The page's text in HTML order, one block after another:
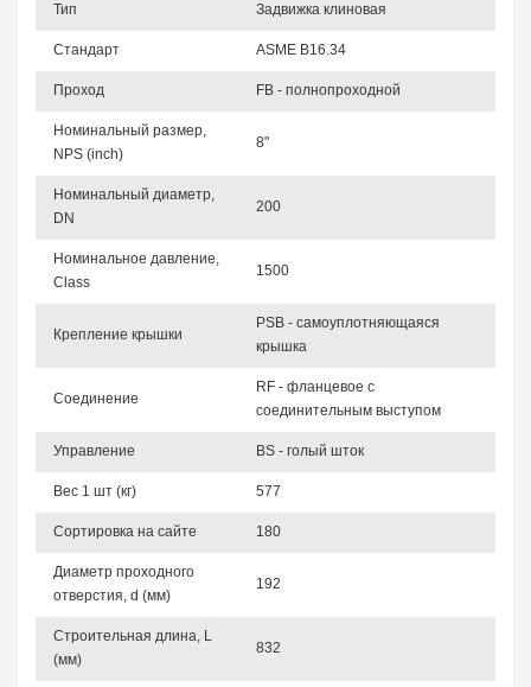
Тип Задвижка клиновая
Стандарт ASME B16.34
Проход FB - полнопроходной
Номинальный размер,
NPS (inch)
8"
Номинальный диаметр,
DN
200
Номинальное давление,
Class
1500
Крепление крышки
PSB - самоуплотняющаяся
крышка
Соединение
RF - фланцевое с
соединительным выступом
Управление BS - голый шток
Вес 1 шт (кг) 577
Сортировка на сайте 180
Диаметр проходного
отверстия, d (мм)
192
Строительная длина, L
(мм)
832